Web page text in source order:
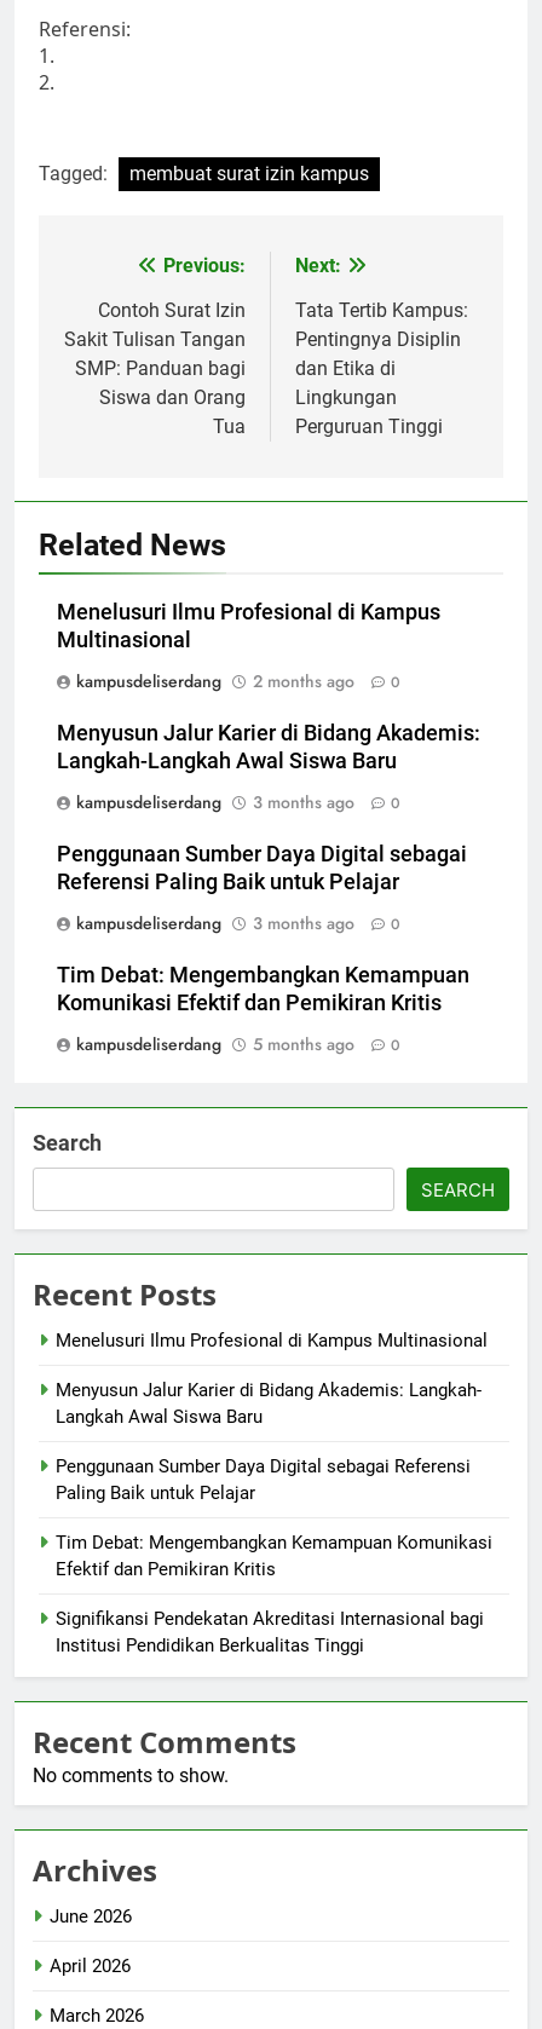
Referensi:
1.
2.
Tagged: membuat surat izin kampus
navigation
Previous:
Contoh Surat Izin
Sakit Tulisan Tangan
SMP: Panduan bagi
Siswa dan Orang
Tua
Next:
Tata Tertib Kampus:
Pentingnya Disiplin
dan Etika di
Lingkungan
Perguruan Tinggi
Related News
Menelusuri Ilmu Profesional di Kampus
Multinasional
kampusdeliserdang
2 months ago 0
Menyusun Jalur Karier di Bidang Akademis:
Langkah-Langkah Awal Siswa Baru
kampusdeliserdang
3 months ago 0
Penggunaan Sumber Daya Digital sebagai
Referensi Paling Baik untuk Pelajar
kampusdeliserdang
3 months ago 0
Tim Debat: Mengembangkan Kemampuan
Komunikasi Efektif dan Pemikiran Kritis
kampusdeliserdang
5 months ago 0
Search
SEARCH
Recent Posts
Menelusuri Ilmu Profesional di Kampus Multinasional
Menyusun Jalur Karier di Bidang Akademis: Langkah-
Langkah Awal Siswa Baru
Penggunaan Sumber Daya Digital sebagai Referensi
Paling Baik untuk Pelajar
Tim Debat: Mengembangkan Kemampuan Komunikasi
Efektif dan Pemikiran Kritis
Signifikansi Pendekatan Akreditasi Internasional bagi
Institusi Pendidikan Berkualitas Tinggi
Recent Comments
No comments to show.
Archives
June 2026
April 2026
March 2026